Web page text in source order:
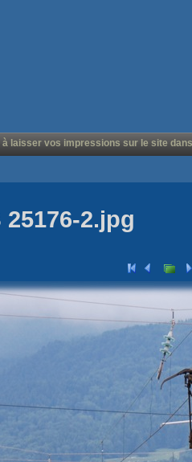
à laisser vos impressions sur le site
2.jpg